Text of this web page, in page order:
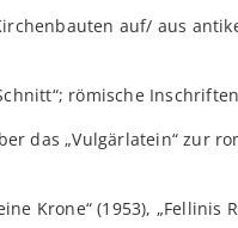
auf/ aus
römische
das „Vulgärlatein“ zur
Krone“ (1953), „Fellinis